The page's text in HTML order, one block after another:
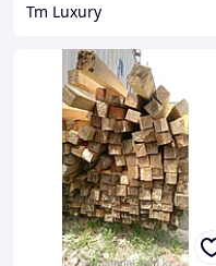
Tm Luxury